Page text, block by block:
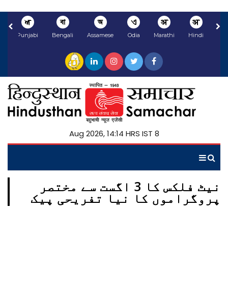
अ
Hindi
अ
Marathi
ଏ
Odia
অ
Assamese
বা
Bengali
ਅ
Punjabi
8 Aug 2026, 14:14 HRS IST
نیٹ فلکس کا 3 اگست سے مختصر
پروگراموں کا نیا تفریحی پیک